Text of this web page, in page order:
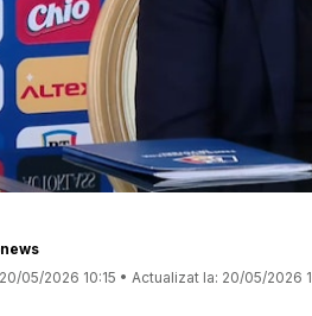
20/05/2026 10:15 • Actualizat la: 20/05/2026